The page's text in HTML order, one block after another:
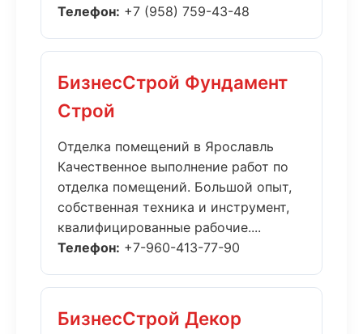
Телефон: +7 (958) 759-43-48
БизнесСтрой Фундамент
Строй
Отделка помещений в Ярославль
Качественное выполнение работ по
отделка помещений. Большой опыт,
собственная техника и инструмент,
квалифицированные рабочие....
Телефон: +7-960-413-77-90
БизнесСтрой Декор